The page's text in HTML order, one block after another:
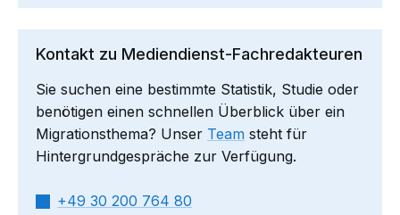
Kontakt zu Mediendienst-Fachredakteuren
Sie suchen eine bestimmte Statistik, Studie oder
benötigen einen schnellen Überblick über ein
Migrationsthema? Unser Team steht für
Hintergrundgespräche zur Verfügung.
+49 30 200 764 80